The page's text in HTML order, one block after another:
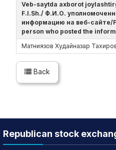
Veb-saytda axborot
F.I.Sh./ Ф.И.О.
информацию на веб-сайте/
person who posted the
Матниязов Худайназар
Back
Republican stock